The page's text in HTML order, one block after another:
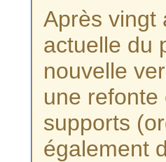
Après vingt
actuelle du
nouvelle
une
supports
également